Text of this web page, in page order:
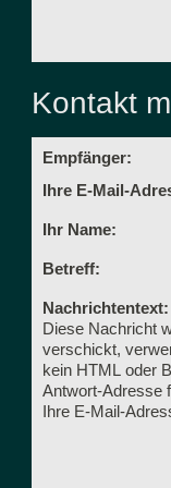
Kontakt
Empfänger:
Ihre E-Mail-
Ihr Name:
Betreff:
Nachrichtentext:
Diese Nachricht
verschickt,
kein HTML oder
Antwort-Adresse
Ihre E-Mail-